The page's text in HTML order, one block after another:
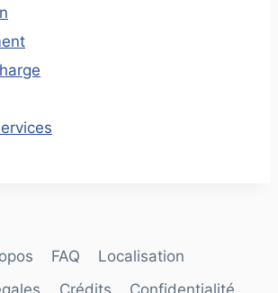
FAQ
Localisation
Crédits Confidentialité